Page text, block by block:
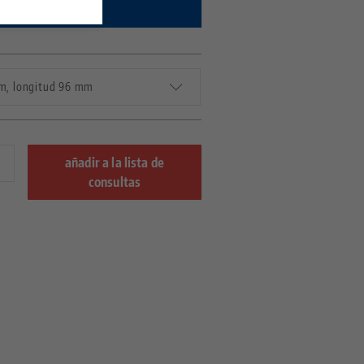
y disponibilidad.
longitud 96 mm
añadir a la lista de
consultas